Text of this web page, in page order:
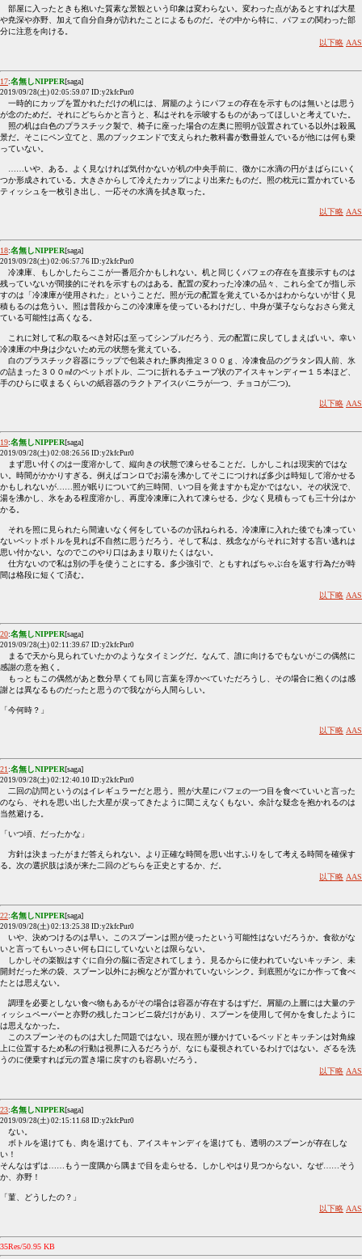
部屋に入ったときも抱いた質素な景観という印象は変わらない。変わった点があるとすれば大星
や尭深や亦野、加えて自分自身が訪れたことによるものだ。その中から特に、パフェの関わった部
分に注意を向ける。
以下略 AAS
17:名無しNIPPER[saga]
2019/09/28(土) 02:05:59.07 ID:y2kfcPur0
一時的にカップを置かれただけの机には、屑籠のようにパフェの存在を示すものは無いとは思う
が念のためだ。それにどちらかと言うと、私はそれを示唆するものがあってほしいと考えていた。
照の机は白色のプラスチック製で、椅子に座った場合の左奥に照明が設置されている以外は殺風
景だ。そこにペン立てと、黒のブックエンドで支えられた教科書が数冊並んでいるが他には何も乗
っていない。
……いや、ある。よく見なければ気付かないが机の中央手前に、微かに水滴の円がまばらにいく
つか形成されている。大きさからして冷えたカップにより出来たものだ。照の枕元に置かれている
ティッシュを一枚引き出し、一応その水滴を拭き取った。
以下略 AAS
18:名無しNIPPER[saga]
2019/09/28(土) 02:06:57.76 ID:y2kfcPur0
冷凍庫、もしかしたらここが一番厄介かもしれない。机と同じくパフェの存在を直接示すものは
残っていないが間接的にそれを示すものはある。配置の変わった冷凍の品々、これら全てが指し示
すのは「冷凍庫が使用された」ということだ。照が元の配置を覚えているかはわからないが甘く見
積もるのは危うい。照は普段からこの冷凍庫を使っているわけだし、中身が菓子ならなおさら覚え
ている可能性は高くなる。
これに対して私の取るべき対応は至ってシンプルだろう、元の配置に戻してしまえばいい。幸い
冷凍庫の中身は少ないため元の状態を覚えている。
白のプラスチック容器にラップで包装された豚肉推定３００ｇ、冷凍食品のグラタン四人前、氷
の詰まった３００㎖のペットボトル、二つに折れるチューブ状のアイスキャンディー１５本ほど、
手のひらに収まるくらいの紙容器のラクトアイス(バニラが一つ、チョコが二つ)。
以下略 AAS
19:名無しNIPPER[saga]
2019/09/28(土) 02:08:26.56 ID:y2kfcPur0
まず思い付くのは一度溶かして、縦向きの状態で凍らせることだ。しかしこれは現実的ではな
い。時間がかかりすぎる。例えばコンロでお湯を沸かしてそこにつければ多少は時短して溶かせる
かもしれないが……照が眠りについて約三時間、いつ目を覚ますかも定かではない。その状況で、
湯を沸かし、氷をある程度溶かし、再度冷凍庫に入れて凍らせる。少なく見積もっても三十分はか
かる。
それを照に見られたら間違いなく何をしているのか訊ねられる。冷凍庫に入れた後でも凍ってい
ないペットボトルを見れば不自然に思うだろう。そして私は、残念ながらそれに対する言い逃れは
思い付かない。なのでこのやり口はあまり取りたくはない。
仕方ないので私は別の手を使うことにする。多少強引で、ともすればちゃぶ台を返す行為だが時
間は格段に短くて済む。
以下略 AAS
20:名無しNIPPER[saga]
2019/09/28(土) 02:11:39.67 ID:y2kfcPur0
まるで天から見られていたかのようなタイミングだ。なんて、誰に向けるでもないがこの偶然に
感謝の意を抱く。
もっともこの偶然があと数分早くても同じ言葉を浮かべていただろうし、その場合に抱くのは感
謝とは異なるものだったと思うので我ながら人間らしい。
「今何時？」
以下略 AAS
21 :名無しNIPPER[saga]
2019/09/28(土) 02:12:40.10 ID:y2kfcPur0
二回の訪問というのはイレギュラーだと思う。照が大星にパフェの一つ目を食べていいと言った
のなら、それを思い出した大星が戻ってきたように聞こえなくもない。余計な疑念を抱かれるのは
当然避ける。
「いつ頃、だったかな」
方針は決まったがまだ答えられない。より正確な時間を思い出すふりをして考える時間を確保す
る。次の選択肢は淡が来た二回のどちらを正史とするか、だ。
以下略 AAS
22:名無しNIPPER[saga]
2019/09/28(土) 02:13:25.38 ID:y2kfcPur0
いや、決めつけるのは早い。このスプーンは照が使ったという可能性はないだろうか。食欲がな
いと言ってもいっさい何も口にしていないとは限らない。
しかしその楽観はすぐに自分の脳に否定されてしまう。見るからに使われていないキッチン、未
開封だった米の袋、スプーン以外にお椀などが置かれていないシンク。到底照がなにか作って食べ
たとは思えない。
調理を必要としない食べ物もあるがその場合は容器が存在するはずだ。屑籠の上層には大量のテ
ィッシュペーパーと亦野の残したコンビニ袋だけがあり、スプーンを使用して何かを食したように
は思えなかった。
このスプーンそのものは大した問題ではない。現在照が腰かけているベッドとキッチンは対角線
上に位置するため私の行動は視界に入るだろうが、なにも凝視されているわけではない。ざるを洗
うのに便乗すれば元の置き場に戻すのも容易いだろう。
以下略 AAS
23:名無しNIPPER[saga]
2019/09/28(土) 02:15:11.68 ID:y2kfcPur0
ない。
ボトルを退けても、肉を退けても、アイスキャンディを退けても、透明のスプーンが存在しな
い！
そんなはずは……もう一度隅から隅まで目を走らせる。しかしやはり見つからない。なぜ……そう
か、亦野！
「菫、どうしたの？」
以下略 AAS
35Res/50.95 KB